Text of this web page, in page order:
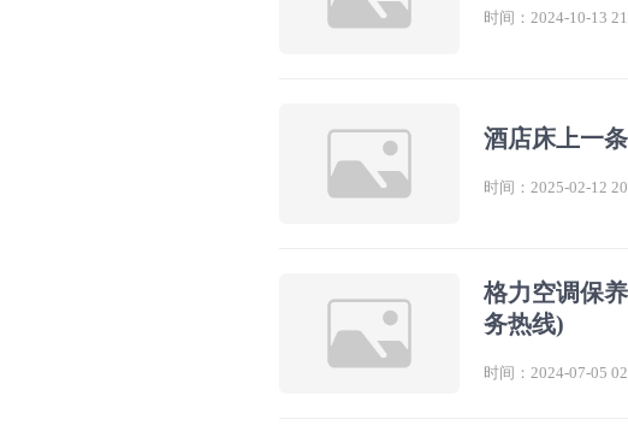
时间：2024-10-13
酒店床上一
时间：2025-02-12
格力空调保
务热线)
时间：2024-07-05